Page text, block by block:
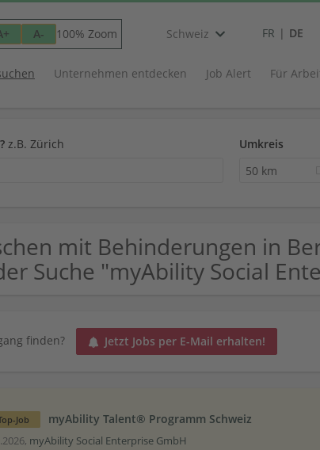
A- 100% Zoom Schweiz FR DE
Unternehmen entdecken Job Alert Für
z.B. Zürich
Umkreis
50 km
mit Behinderungen in
Suche "myAbility Social
finden? Jetzt Jobs per E-Mail erhalten!
Job myAbility Talent® Programm Schweiz
myAbility Social Enterprise GmbH